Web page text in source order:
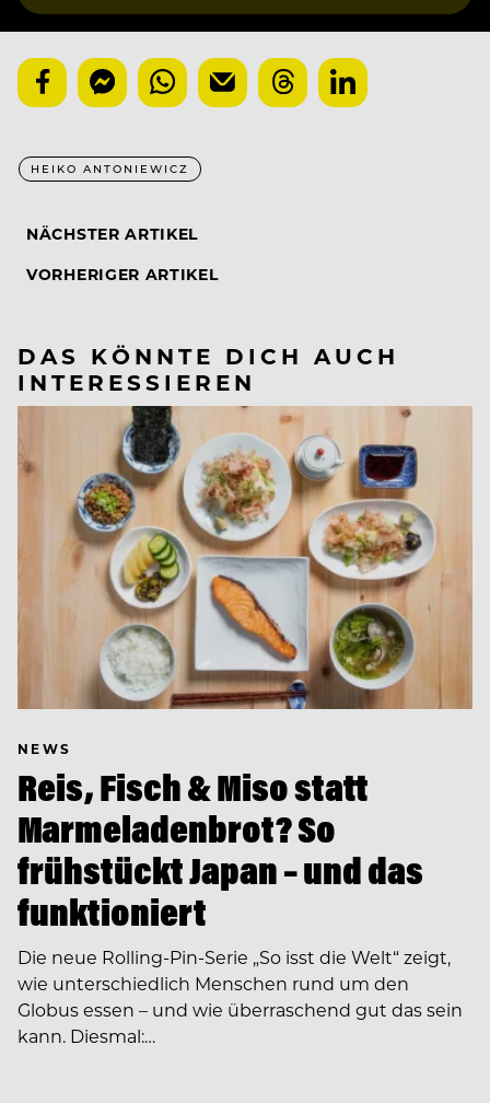
HEIKO ANTONIEWICZ
NÄCHSTER ARTIKEL
VORHERIGER ARTIKEL
DAS KÖNNTE DICH AUCH
INTERESSIEREN
NEWS
Reis, Fisch & Miso statt
Marmeladenbrot? So
frühstückt Japan – und das
funktioniert
Die neue Rolling-Pin-Serie „So isst die Welt“ zeigt,
wie unterschiedlich Menschen rund um den
Globus essen – und wie überraschend gut das sein
kann. Diesmal:…